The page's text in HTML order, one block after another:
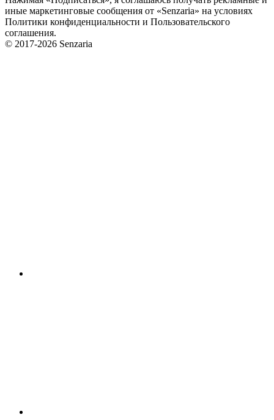
иные маркетинговые сообщения от «Senzaria» на условиях
Политики конфиденциальности и Пользовательского
соглашения.
© 2017-2026 Senzaria